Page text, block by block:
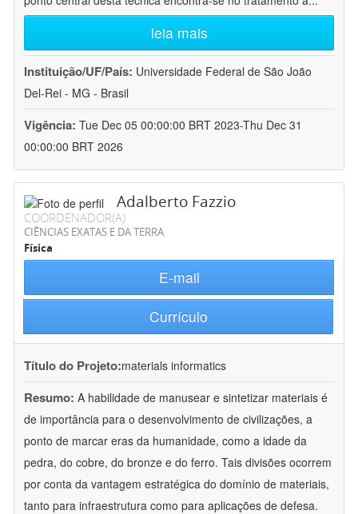
leia mais
Instituição/UF/País: Universidade Federal de São João
Del-Rei - MG - Brasil
Vigência: Tue Dec 05 00:00:00 BRT 2023-Thu Dec 31
00:00:00 BRT 2026
Adalberto Fazzio
COORDENADOR(A)
CIÊNCIAS EXATAS E DA TERRA
Física
E-mail
Currículo
Título do Projeto:materials informatics
Resumo: A habilidade de manusear e sintetizar materiais é
de importância para o desenvolvimento de civilizações, a
ponto de marcar eras da humanidade, como a idade da
pedra, do cobre, do bronze e do ferro. Tais divisões ocorrem
por conta da vantagem estratégica do domínio de materiais,
tanto para infraestrutura como para aplicações de defesa.